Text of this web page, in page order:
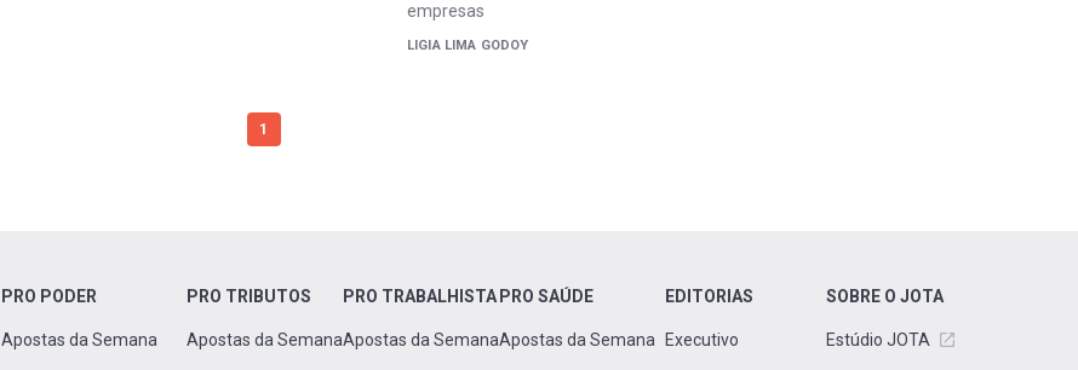
empresas
LIGIA LIMA GODOY
1
PRO PODER
Apostas da Semana
PRO TRIBUTOS
Apostas da Semana
PRO TRABALHISTA
Apostas da Semana
PRO SAÚDE
Apostas da Semana
EDITORIAS
Executivo
SOBRE O JOTA
Estúdio JOTA